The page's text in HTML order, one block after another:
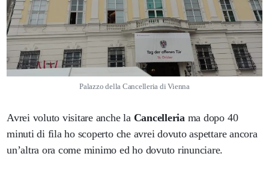
Palazzo della Cancelleria di Vienna
Avrei voluto visitare anche la Cancelleriama dopo 40
minuti di fila ho scoperto che avrei dovuto aspettare ancora
un’altra ora come minimo ed ho dovuto rinunciare.